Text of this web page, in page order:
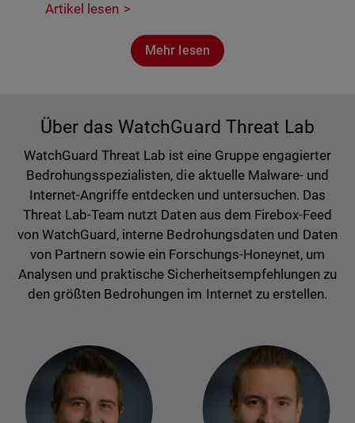
Artikel lesen
Mehr lesen
Über das WatchGuard Threat Lab
WatchGuard Threat Lab ist eine Gruppe engagierter
Bedrohungsspezialisten, die aktuelle Malware- und
Internet-Angriffe entdecken und untersuchen. Das
Threat Lab-Team nutzt Daten aus dem Firebox-Feed
von WatchGuard, interne Bedrohungsdaten und Daten
von Partnern sowie ein Forschungs-Honeynet, um
Analysen und praktische Sicherheitsempfehlungen zu
den größten Bedrohungen im Internet zu erstellen.